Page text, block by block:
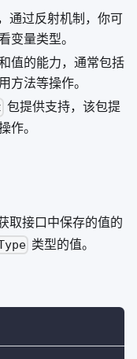
通过反射机制，你可
变量类型。
值的能力，通常包括
方法等操作。
包提供支持，该包提
作。
取接口中保存的值的
类型的值。